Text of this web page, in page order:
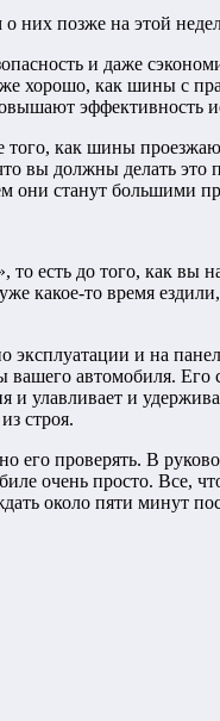
них позже на этой
и даже
же хорошо, как шины с
эффективность
как шины
вы должны делать
они станут большими
есть до того, как вы
какое-то время
и на
автомобиля.
улавливает и
строя.
проверять. В
очень просто. Все,
около пяти минут